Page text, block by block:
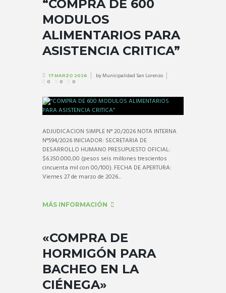
“COMPRA DE 600
MODULOS
ALIMENTARIOS PARA
ASISTENCIA CRITICA”
17 MARZO 2026 byMunicipalidad San Lorenzo
0 0 0
ADJUDICACION SIMPLE N° 20/2026 NOTA INTERNA
N°594/2026 INICIADOR: SECRETARIA DE
DESARROLLO HUMANO PRESUPUESTO OFICIAL:
$6.350.000,00 (pesos seis millones trescientos
cincuenta mil con 00/100). FECHA DE APERTURA:
Viernes 27 de marzo de 2026...
MÁS INFORMACIÓN
«COMPRA DE
HORMIGÓN PARA
BACHEO EN LA
CIÉNEGA»